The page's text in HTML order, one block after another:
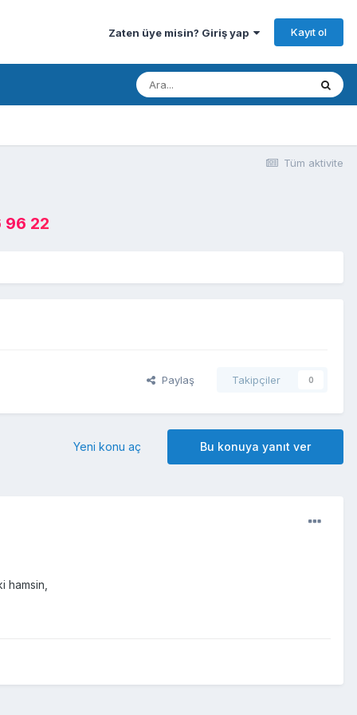
Zaten üye misin? Giriş yap Kayıt ol
Tüm aktivite
96 22
Paylaş Takipçiler 0
Bu konuya yanıt ver
Yeni konu aç
hamsin,